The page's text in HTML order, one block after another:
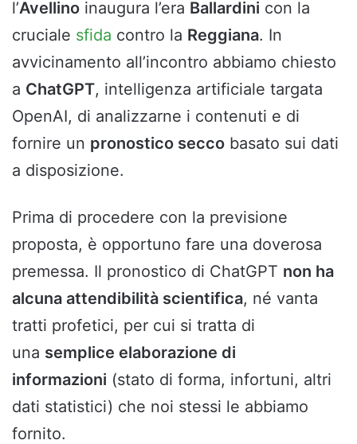
l’Avellino inaugura l’era Ballardini con la
cruciale sfida contro la Reggiana. In
avvicinamento all’incontro abbiamo chiesto
a ChatGPT, intelligenza artificiale targata
OpenAI, di analizzarne i contenuti e di
fornire un pronostico secco basato sui dati
a disposizione.
Prima di procedere con la previsione
proposta, è opportuno fare una doverosa
premessa. Il pronostico di ChatGPT non ha
alcuna attendibilità scientifica, né vanta
tratti profetici, per cui si tratta di
una semplice elaborazione di
informazioni (stato di forma, infortuni, altri
dati statistici) che noi stessi le abbiamo
fornito.